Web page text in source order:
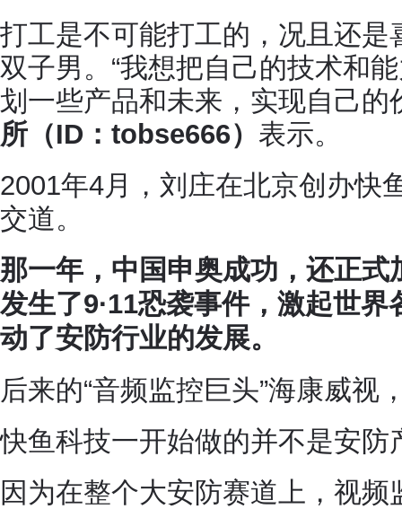
打工是不可能打工的，况且还
双子男。“我想把自己的技术和
划一些产品和未来，实现自己的
所（ID：tobse666） 表示。
2001年4月，刘庄在北京创办快
交道。
那一年，中国申奥成功，还正
发生了9·11恐袭事件，激起世
动了安防行业的发展。
后来的“音频监控巨头”海康威视
快鱼科技一开始做的并不是安防
因为在整个大安防赛道上，视